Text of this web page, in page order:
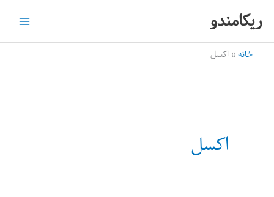
ریکامندو
خانه اکسل
اکسل